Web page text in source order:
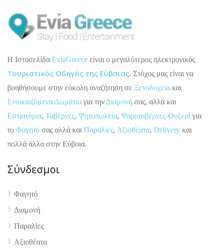
H Ιστοσελίδα EviaGreece είναι ο μεγαλύτερος ηλεκτρονικός
Τουριστικός Οδηγός της Εύβοιας. Στόχος μας είναι να
βοηθήσουμε στην εύκολη αναζήτηση σε Ξενοδοχεία και
Ενοικιαζόμενα Δωμάτια για την Διαμονή σας, αλλά και
Εστιατόρια, Ταβέρνες, Ψητοπωλεία, Ψαροταβέρνες-Ουζερί για
το Φαγητό σας αλλά και Παραλίες, Αξιοθέατα, Delivery και
πολλά άλλα στην Εύβοια.
Σύνδεσμοι
Φαγητό
Διαμονή
Παραλίες
Αξιοθέατα